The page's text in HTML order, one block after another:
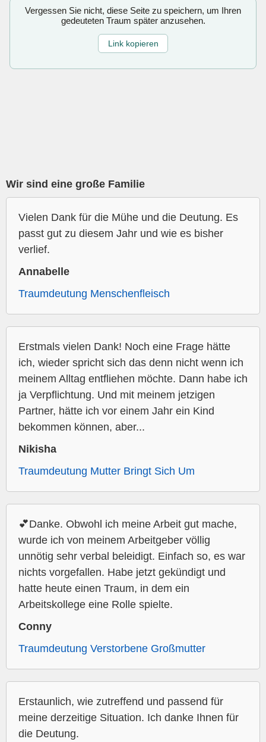
Vergessen Sie nicht, diese Seite zu speichern, um Ihren
gedeuteten Traum später anzusehen.
Link kopieren
Wir sind eine große Familie
Vielen Dank für die Mühe und die Deutung. Es
passt gut zu diesem Jahr und wie es bisher
verlief.
Annabelle
Traumdeutung Menschenfleisch
Erstmals vielen Dank! Noch eine Frage hätte
ich, wieder spricht sich das denn nicht wenn ich
meinem Alltag entfliehen möchte. Dann habe ich
ja Verpflichtung. Und mit meinem jetzigen
Partner, hätte ich vor einem Jahr ein Kind
bekommen können, aber...
Nikisha
Traumdeutung Mutter Bringt Sich Um
💕Danke. Obwohl ich meine Arbeit gut mache,
wurde ich von meinem Arbeitgeber völlig
unnötig sehr verbal beleidigt. Einfach so, es war
nichts vorgefallen. Habe jetzt gekündigt und
hatte heute einen Traum, in dem ein
Arbeitskollege eine Rolle spielte.
Conny
Traumdeutung Verstorbene Großmutter
Erstaunlich, wie zutreffend und passend für
meine derzeitige Situation. Ich danke Ihnen für
die Deutung.